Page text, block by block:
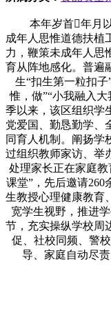
本年岁首年月以
成年人思惟道德扶植
力，鞭策未成年人思
育从阵地感化。普遍
生“扣生第一粒扣
惟，做”“小我融入
季以来，该区组织学
党爱国、勤恳勤学、
同育人机制。阐扬学
过组织教师家访、举
处理家长正在家庭
课堂”，先后邀请260
生教授心理健康教育
宽学生视野，推进
节，充实操纵学校周
促、社校同频、警
导、家庭自动尽